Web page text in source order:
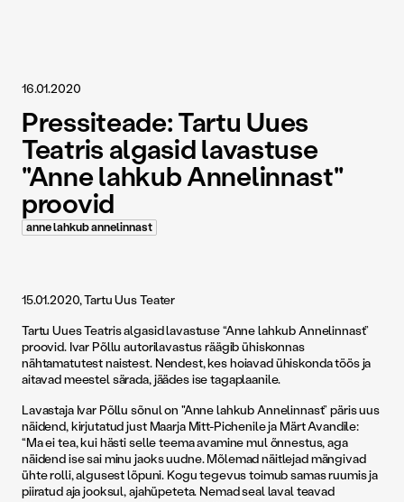
16.01.2020
Pressiteade: Tartu Uues
Teatris algasid lavastuse
"Anne lahkub Annelinnast"
proovid
anne lahkub annelinnast
15.01.2020, Tartu Uus Teater
Tartu Uues Teatris algasid lavastuse “Anne lahkub Annelinnast”
proovid. Ivar Põllu autorilavastus räägib ühiskonnas
nähtamatutest naistest. Nendest, kes hoiavad ühiskonda töös ja
aitavad meestel särada, jäädes ise tagaplaanile.
Lavastaja Ivar Põllu sõnul on "Anne lahkub Annelinnast” päris uus
näidend, kirjutatud just Maarja Mitt-Pichenile ja Märt Avandile:
“Ma ei tea, kui hästi selle teema avamine mul õnnestus, aga
näidend ise sai minu jaoks uudne. Mõlemad näitlejad mängivad
ühte rolli, algusest lõpuni. Kogu tegevus toimub samas ruumis ja
piiratud aja jooksul, ajahüpeteta. Nemad seal laval teavad